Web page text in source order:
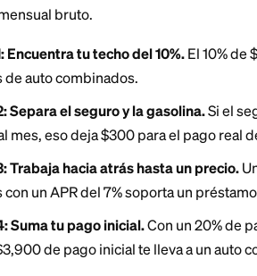
financiar pero no puedes
de un presupuesto más
tus necesidades.
Un Recorrido
números reales.
mensual bruto.